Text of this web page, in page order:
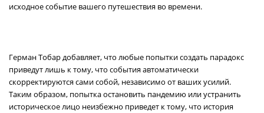
исходное событие вашего путешествия во времени.
Герман Тобар добавляет, что любые попытки создать парадокс
приведут лишь к тому, что события автоматически
скорректируются сами собой, независимо от ваших усилий.
Таким образом, попытка остановить пандемию или устранить
историческое лицо неизбежно приведет к тому, что история